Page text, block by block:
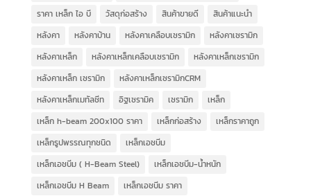
ราคา เหล็ก ไอ บี
วัสดุก่อสร้าง สินค้าขายดี
สินค้าแนะนำ
หลังคา
หลังคาบ้าน หลังคาเคลือบเซรามิก
หลังคาเซรามิก
หลังคาเหล็ก
หลังคาเหล็กเคลือบเซรามิก
หลังคาเหล็กเซรามิก
หลังคาเหล็ก เซรามิก
หลังคาเหล็กเซรามิกCRM
หลังคาเหล็กเมทัลชีท
อิฐเซรามิค เซรามิก
เหล็ก
เหล็ก h-beam 200x100 ราคา
เหล็กก่อสร้าง
เหล็กราคาถูก
เหล็กรูปพรรณทุกชนิด
เหล็กเอชบีม
เหล็กเอชบีม ( H-Beam Steel)
เหล็กเอชบีม-น้ำหนัก
เหล็กเอชบีม H Beam
เหล็กเอชบีม ราคา